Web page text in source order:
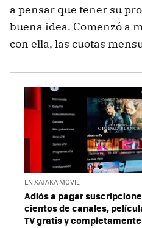
a pensar que tener su
buena idea. Comenzó a
con ella, las cuotas
EN XATAKA MÓVIL
Adiós a pagar
cientos de canales,
TV gratis y